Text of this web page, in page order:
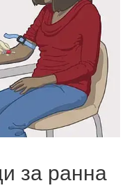
за ранна